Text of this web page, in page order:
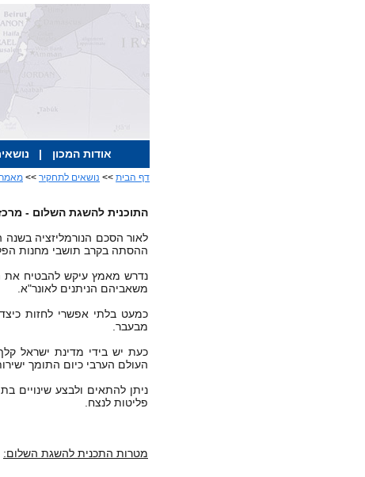
אודות המכון |
דף הבית >> נושאים לתחקיר >>
התוכנית להשגת השלום -
לאור הסכם הנורמליזציה בשנה
ההסתה בקרב תושבי מחנות
נדרש מאמץ עיקש להבטיח את
משאביהם הניתנים לאונר"א.
כמעט בלתי אפשרי לחזות
מבעבר.
כעת יש בידי מדינת ישראל
העולם הערבי כיום התומך
ניתן להתאים ולבצע שינויים
פליטות לנצח.
מטרות התכנית להשגת השלום: